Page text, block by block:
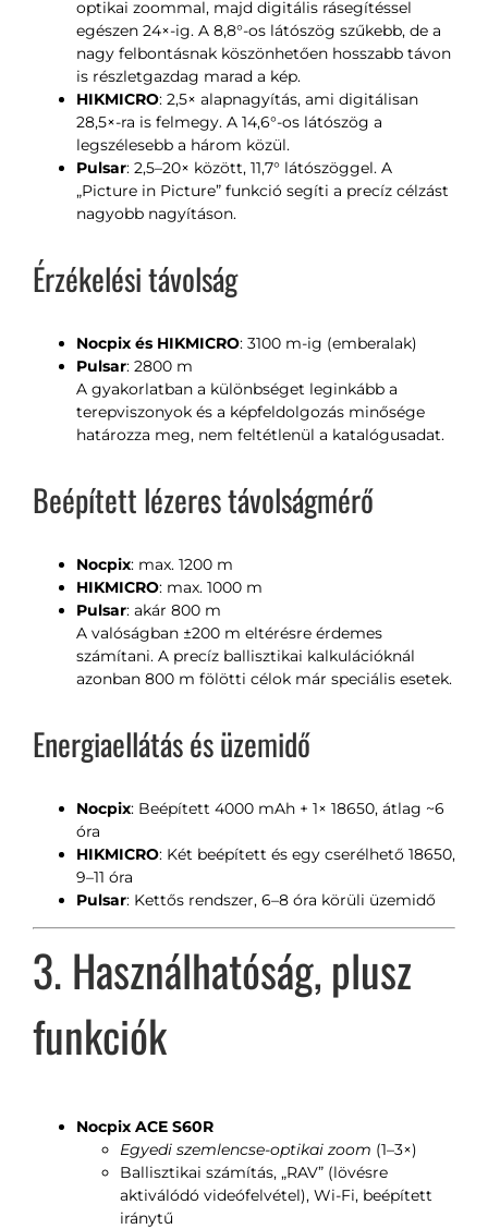
optikai zoommal, majd digitális rásegítéssel
egészen 24×-ig. A 8,8°-os látószög szűkebb, de a
nagy felbontásnak köszönhetően hosszabb távon
is részletgazdag marad a kép.
HIKMICRO: 2,5× alapnagyítás, ami digitálisan
28,5×-ra is felmegy. A 14,6°-os látószög a
legszélesebb a három közül.
Pulsar: 2,5–20× között, 11,7° látószöggel. A
„Picture in Picture” funkció segíti a precíz célzást
nagyobb nagyításon.
Érzékelési távolság
Nocpix és HIKMICRO: 3100 m-ig (emberalak)
Pulsar: 2800 m
A gyakorlatban a különbséget leginkább a
terepviszonyok és a képfeldolgozás minősége
határozza meg, nem feltétlenül a katalógusadat.
Beépített lézeres távolságmérő
Nocpix: max. 1200 m
HIKMICRO: max. 1000 m
Pulsar: akár 800 m
A valóságban ±200 m eltérésre érdemes
számítani. A precíz ballisztikai kalkulációknál
azonban 800 m fölötti célok már speciális esetek.
Energiaellátás és üzemidő
Nocpix: Beépített 4000 mAh + 1× 18650, átlag ~6
óra
HIKMICRO: Két beépített és egy cserélhető 18650,
9–11 óra
Pulsar: Kettős rendszer, 6–8 óra körüli üzemidő
3. Használhatóság, plusz
funkciók
Nocpix ACE S60R
Egyedi szemlencse-optikai zoom (1–3×)
Ballisztikai számítás, „RAV” (lövésre
aktiválódó videófelvétel), Wi-Fi, beépített
iránytű